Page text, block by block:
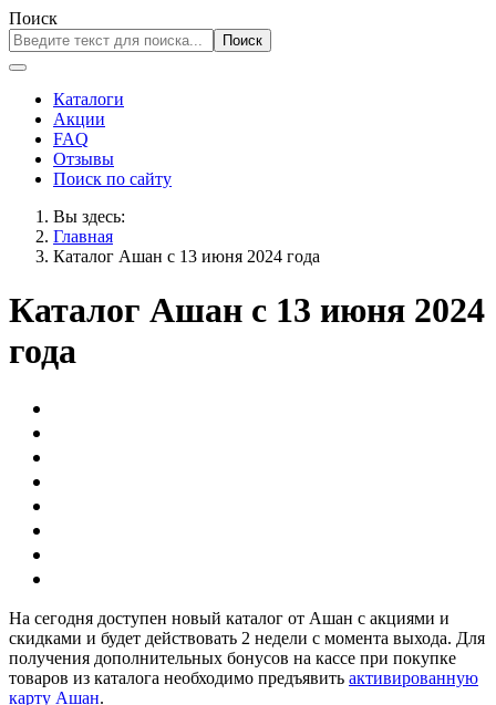
Поиск
Поиск
Каталоги
Акции
FAQ
Отзывы
Поиск по сайту
Вы здесь:
Главная
Каталог Ашан с 13 июня 2024 года
Каталог Ашан с 13 июня 2024
года
На сегодня доступен новый каталог от Ашан с акциями и
скидками и будет действовать 2 недели с момента выхода. Для
получения дополнительных бонусов на кассе при покупке
товаров из каталога необходимо предъявить активированную
карту Ашан.